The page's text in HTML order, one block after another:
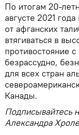
По итогам 20-
августе 2021
от афганских
втягиваться в
противостояние
безрассудно,
для всех стран
Канады.
Подписывайтесь
Александра